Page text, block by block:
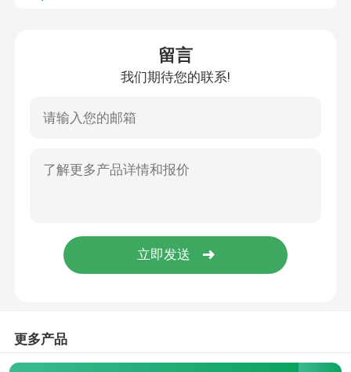
留言
我们期待您的联系!
更多产品